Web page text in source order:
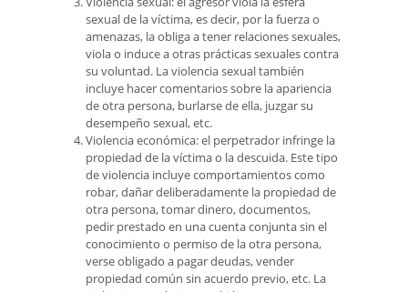
sexual de la víctima, es decir, por la fuerza o
amenazas, la obliga a tener relaciones sexuales,
viola o induce a otras prácticas sexuales contra
su voluntad. La violencia sexual también
incluye hacer comentarios sobre la apariencia
de otra persona, burlarse de ella, juzgar su
desempeño sexual, etc.
Violencia económica: el perpetrador infringe la
propiedad de la víctima o la descuida. Este tipo
de violencia incluye comportamientos como
robar, dañar deliberadamente la propiedad de
otra persona, tomar dinero, documentos,
pedir prestado en una cuenta conjunta sin el
conocimiento o permiso de la otra persona,
verse obligado a pagar deudas, vender
propiedad común sin acuerdo previo, etc. La